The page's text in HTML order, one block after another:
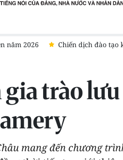
năm 2026 Chiến dịch đào tạo
trào
mang đến chương